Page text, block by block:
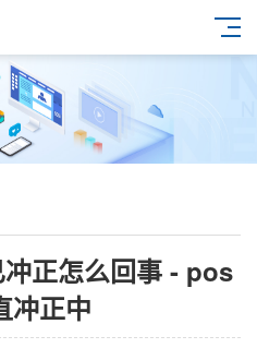
正怎么回事 - pos
冲正中